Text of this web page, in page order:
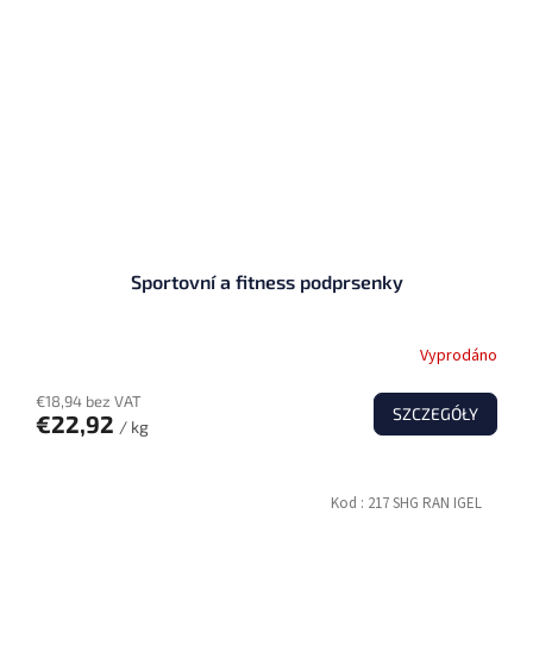
Sportovní a fitness podprsenky
Vyprodáno
€18,94 bez VAT
€22,92 / kg
SZCZEGÓŁY
Kod : 217 SHG RAN IGEL